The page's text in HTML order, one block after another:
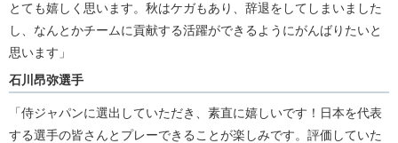
とても嬉しく思います。秋はケガもあり、辞退をしてしまいました
し、なんとかチームに貢献する活躍ができるようにがんばりたいと
思います」
石川昂弥選手
「侍ジャパンに選出していただき、素直に嬉しいです！日本を代表
する選手の皆さんとプレーできることが楽しみです。評価していた